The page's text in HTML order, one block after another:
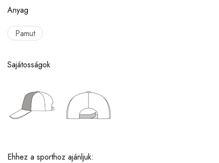
Anyag
Pamut
Sajátosságok
Ehhez a sporthoz ajánljuk: